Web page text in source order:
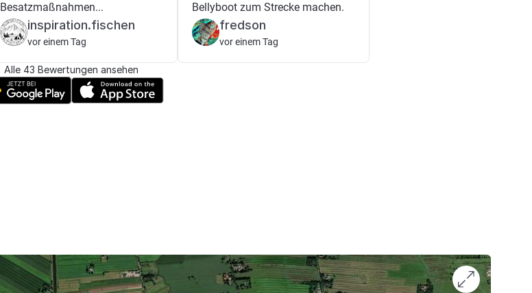
Besatzmaßnahmen...
inspiration.fischen
vor einem Tag
Bellyboot zum Strecke machen.
fredson
vor einem Tag
Alle 43 Bewertungen ansehen